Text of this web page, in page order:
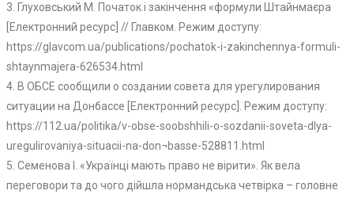
3. Глуховський М. Початок і закінчення «формули Штайнмаєра
[Електронний ресурс] // Главком. Режим доступу:
https://glavcom.ua/publications/pochatok-i-zakinchennya-formuli-
shtaynmajera-626534.html
4. В ОБСЕ сообщили о создании совета для урегулирования
ситуации на Донбассе [Електронний ресурс]. Режим доступу:
https://112.ua/politika/v-obse-soobshhili-o-sozdanii-soveta-dlya-
uregulirovaniya-situacii-na-don¬basse-528811.html
5. Семенова І. «Українці мають право не вірити». Як вела
переговори та до чого дійшла нормандська четвірка – головне